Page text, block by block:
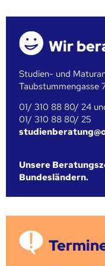
Wir
Studien- und
Taubstummengasse
01/ 310 88 80/ 24
01/ 310 88 80/ 25
Unsere
Bundesländern.